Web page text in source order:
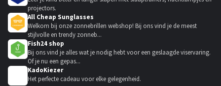
projectors.
All Cheap Sunglasses
Welkom bij onze zonnebrillen webshop! Bij ons vind je de meest
stijlvolle en trendy zonneb...
Fish24 shop
Bij ons vind je alles wat je nodig hebt voor een geslaagde viservaring.
Of je nu een gepas...
KadoKiezer
Het perfecte cadeau voor elke gelegenheid.